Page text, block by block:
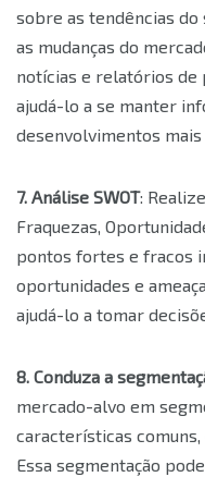
sobre as tendências do
as mudanças do
notícias e relatórios de
ajudá-lo a se manter
desenvolvimentos
7. Análise SWOT:
Fraquezas,
pontos fortes e fracos
oportunidades e
ajudá-lo a tomar
8. Conduza a
mercado-alvo em
características
Essa segmentação